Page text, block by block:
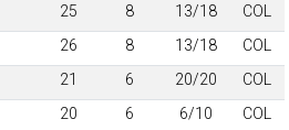
25 8 13/18
COL
26 8 13/18
COL
21 6 20/20
COL
20 6 6/10
COL